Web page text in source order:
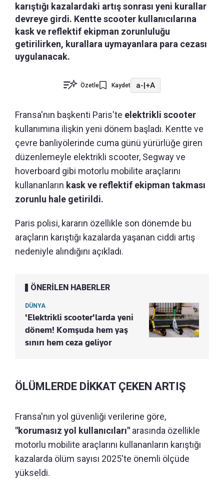
karıştığı kazalardaki artış sonrası yeni kurallar
devreye girdi. Kentte scooter kullanıcılarına
kask ve reflektif ekipman zorunluluğu
getirilirken, kurallara uymayanlara para cezası
uygulanacak.
Özetle Kaydet a-|+A
Fransa'nın başkenti Paris'te elektrikli scooter
kullanımına ilişkin yeni dönem başladı. Kentte ve
çevre banliyölerinde cuma günü yürürlüğe giren
düzenlemeyle elektrikli scooter, Segway ve
hoverboard gibi motorlu mobilite araçlarını
kullananların kask ve reflektif ekipman takması
zorunlu hale getirildi.
Paris polisi, kararın özellikle son dönemde bu
araçların karıştığı kazalarda yaşanan ciddi artış
nedeniyle alındığını açıkladı.
ÖNERİLEN HABERLER
DÜNYA
'Elektrikli scooter'larda yeni
dönem! Komşuda hem yaş
sınırı hem ceza geliyor
ÖLÜMLERDE DİKKAT ÇEKEN ARTIŞ
Fransa'nın yol güvenliği verilerine göre,
"korumasız yol kullanıcıları" arasında özellikle
motorlu mobilite araçlarını kullananların karıştığı
kazalarda ölüm sayısı 2025'te önemli ölçüde
yükseldi.